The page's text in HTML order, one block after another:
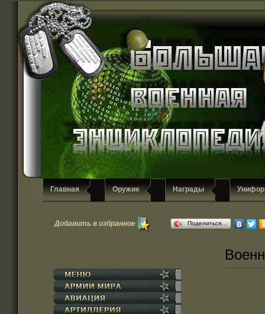
Главная Оружие Награды
Добавить в избранное Поделиться…